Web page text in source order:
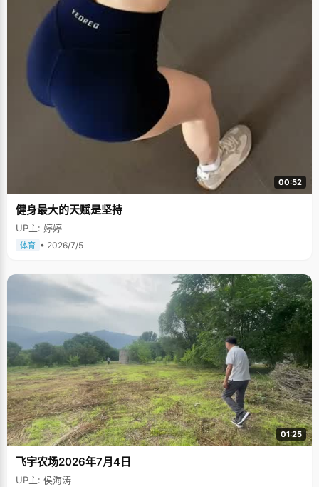
00:52
健身最大的天赋是坚持
UP主: 婷婷
体育 • 2026/7/5
01:25
飞宇农场2026年7月4日
UP主: 侯海涛